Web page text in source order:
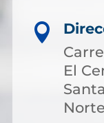

El